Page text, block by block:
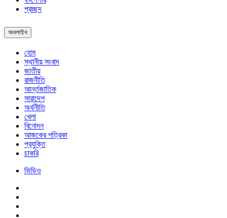
প্রচ্ছদ
অনলাইন
হোম
স্থানীয় সংবাদ
জাতীয়
রাজনীতি
আর্ন্তজাতিক
সারাদেশ
অর্থনীতি
খেলা
বিনোদন
আজকের পত্রিকা
প্রযুক্তি
চাকরি
ভিডিও